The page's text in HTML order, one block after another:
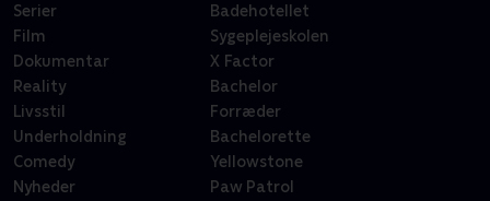
Serier
Film
Dokumentar
Reality
Livsstil
Underholdning
Comedy
Nyheder
Badehotellet
Sygeplejeskolen
X Factor
Bachelor
Forræder
Bachelorette
Yellowstone
Paw Patrol